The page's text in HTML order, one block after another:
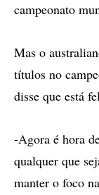
campeonato
Mas o
títulos no
disse que está
-Agora é hora
qualquer que
manter o foco